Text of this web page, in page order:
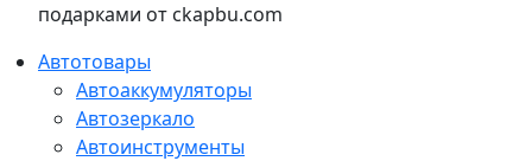
подарками от ckapbu.com
Автотовары
Автоаккумуляторы
Автозеркало
Автоинструменты